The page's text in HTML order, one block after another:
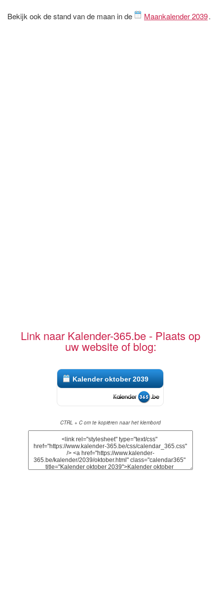
Bekijk ook de stand van de maan in de Maankalender 2039.
Link naar Kalender-365.be - Plaats op
uw website of blog:
Kalender oktober 2039
CTRL + C om te kopiëren naar het klembord